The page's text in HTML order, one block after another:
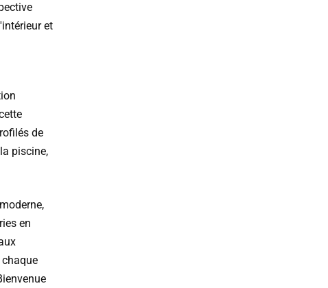
et
de
piscine,
en